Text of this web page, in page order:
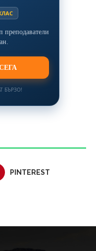
преподаватели
БЪРЗО!
PINTEREST